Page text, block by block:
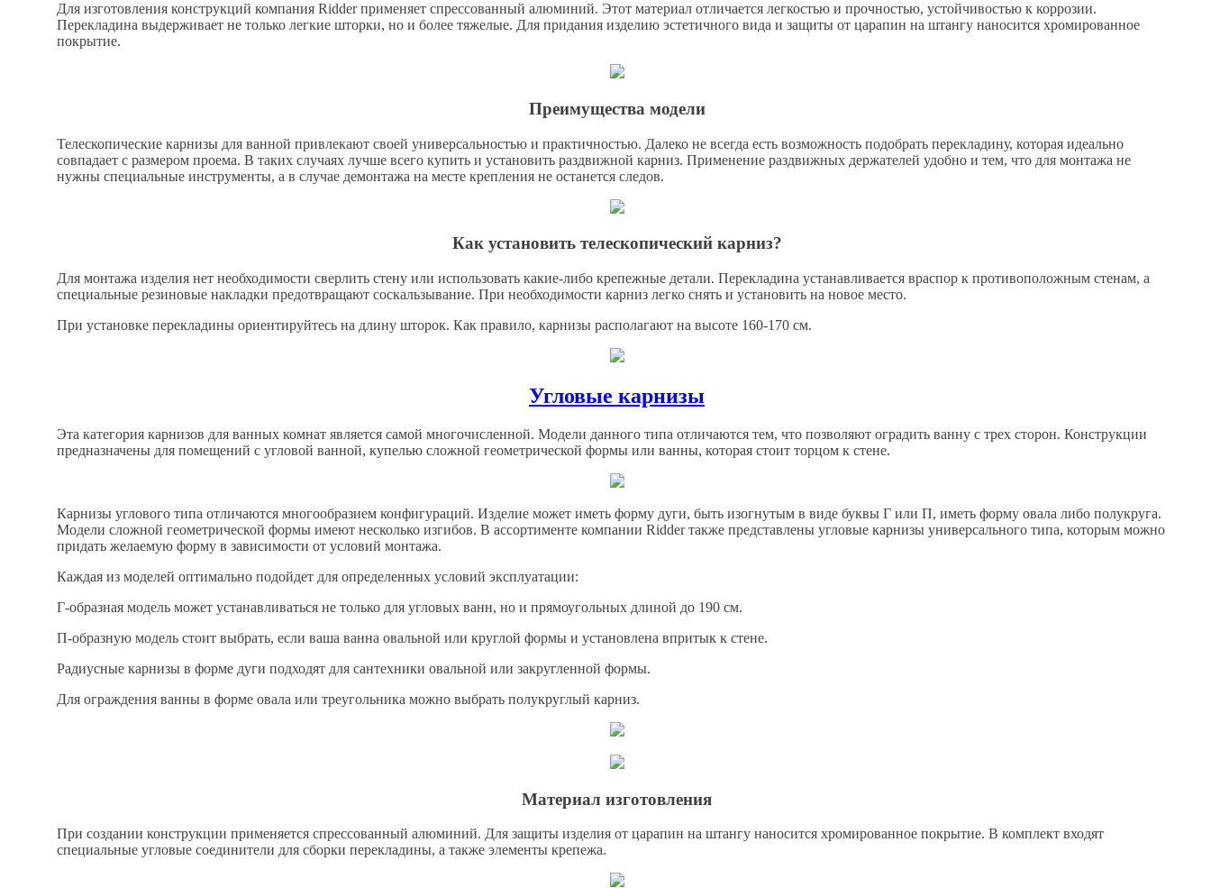
Для изготовления конструкций компания Ridder применяет спрессованный алюминий. Этот материал отличается легкостью и прочностью, устойчивостью к коррозии.
Перекладина выдерживает не только легкие шторки, но и более тяжелые. Для придания изделию эстетичного вида и защиты от царапин на штангу наносится хромированное
покрытие.
Преимущества модели
Телескопические карнизы для ванной привлекают своей универсальностью и практичностью. Далеко не всегда есть возможность подобрать перекладину, которая идеально
совпадает с размером проема. В таких случаях лучше всего купить и установить раздвижной карниз. Применение раздвижных держателей удобно и тем, что для монтажа не
нужны специальные инструменты, а в случае демонтажа на месте крепления не останется следов.
Как установить телескопический карниз?
Для монтажа изделия нет необходимости сверлить стену или использовать какие-либо крепежные детали. Перекладина устанавливается враспор к противоположным стенам, а
специальные резиновые накладки предотвращают соскальзывание. При необходимости карниз легко снять и установить на новое место.
При установке перекладины ориентируйтесь на длину шторок. Как правило, карнизы располагают на высоте 160-170 см.
Угловые карнизы
Эта категория карнизов для ванных комнат является самой многочисленной. Модели данного типа отличаются тем, что позволяют оградить ванну с трех сторон. Конструкции
предназначены для помещений с угловой ванной, купелью сложной геометрической формы или ванны, которая стоит торцом к стене.
Карнизы углового типа отличаются многообразием конфигураций. Изделие может иметь форму дуги, быть изогнутым в виде буквы Г или П, иметь форму овала либо полукруга.
Модели сложной геометрической формы имеют несколько изгибов. В ассортименте компании Ridder также представлены угловые карнизы универсального типа, которым можно
придать желаемую форму в зависимости от условий монтажа.
Каждая из моделей оптимально подойдет для определенных условий эксплуатации:
Г-образная модель может устанавливаться не только для угловых ванн, но и прямоугольных длиной до 190 см.
П-образную модель стоит выбрать, если ваша ванна овальной или круглой формы и установлена впритык к стене.
Радиусные карнизы в форме дуги подходят для сантехники овальной или закругленной формы.
Для ограждения ванны в форме овала или треугольника можно выбрать полукруглый карниз.
Материал изготовления
При создании конструкции применяется спрессованный алюминий. Для защиты изделия от царапин на штангу наносится хромированное покрытие. В комплект входят
специальные угловые соединители для сборки перекладины, а также элементы крепежа.